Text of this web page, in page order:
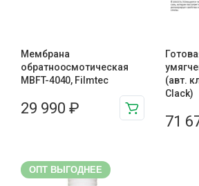
Мембрана
обратноосмотическая
MBFT-4040, Filmtec
29 990 ₽
(авт.
Clack)
71
ОПТ ВЫГОДНЕЕ